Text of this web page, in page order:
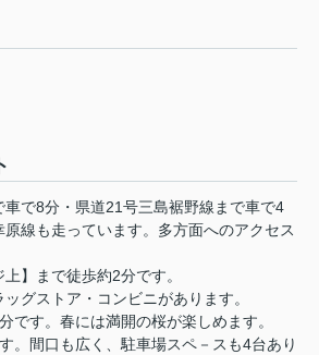
で8分・県道21号三島裾野線まで車で4
線も走っています。多方面へのアクセス
】まで徒歩約2分です。
グストア・コンビニがあります。
です。春には満開の桜が楽しめます。
。間口も広く、駐車場スペ－スも4台あり